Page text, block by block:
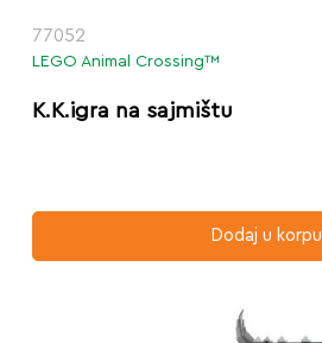
77052
LEGO Animal Crossing™
K.K.igra na sajmištu
Dodaj u korpu